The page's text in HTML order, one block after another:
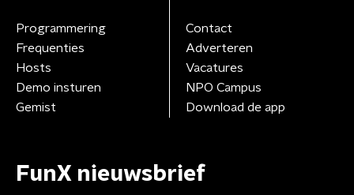
Programmering
Frequenties
Hosts
Demo insturen
Gemist
Contact
Adverteren
Vacatures
NPO Campus
Download de app
FunX nieuwsbrief